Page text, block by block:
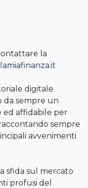
la
digitale
da sempre un
affidabile per
sempre
avvenimenti
sfida sul mercato
profusi del